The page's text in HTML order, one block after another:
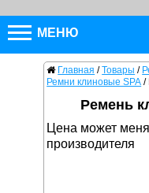
МЕНЮ
Главная / Товары /
Ремни клиновые SPA /
Ремень
Цена может
производителя